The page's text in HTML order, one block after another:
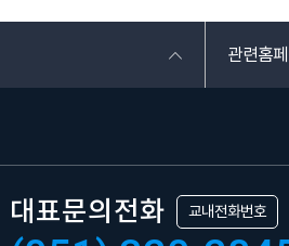
관련홈
대표문의전화 교내전화번호